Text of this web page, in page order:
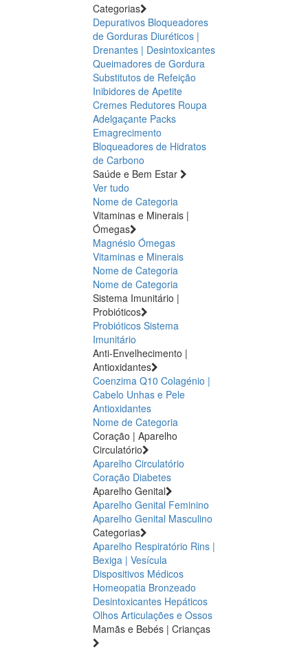
Categorias
Depurativos Bloqueadores
de Gorduras Diuréticos |
Drenantes | Desintoxicantes
Queimadores de Gordura
Substitutos de Refeição
Inibidores de Apetite
Cremes Redutores Roupa
Adelgaçante Packs
Emagrecimento
Bloqueadores de Hidratos
de Carbono
Saúde e Bem Estar
Ver tudo
Nome de Categoria
Vitaminas e Minerais |
Ómegas
Magnésio Ómegas
Vitaminas e Minerais
Nome de Categoria
Nome de Categoria
Sistema Imunitário |
Probióticos
Probióticos Sistema
Imunitário
Anti-Envelhecimento |
Antioxidantes
Coenzima Q10 Colagénio |
Cabelo Unhas e Pele
Antioxidantes
Nome de Categoria
Coração | Aparelho
Circulatório
Aparelho Circulatório
Coração Diabetes
Aparelho Genital
Aparelho Genital Feminino
Aparelho Genital Masculino
Categorias
Aparelho Respiratório Rins |
Bexiga | Vesícula
Dispositivos Médicos
Homeopatia Bronzeado
Desintoxicantes Hepáticos
Olhos Articulações e Ossos
Mamãs e Bebés | Crianças